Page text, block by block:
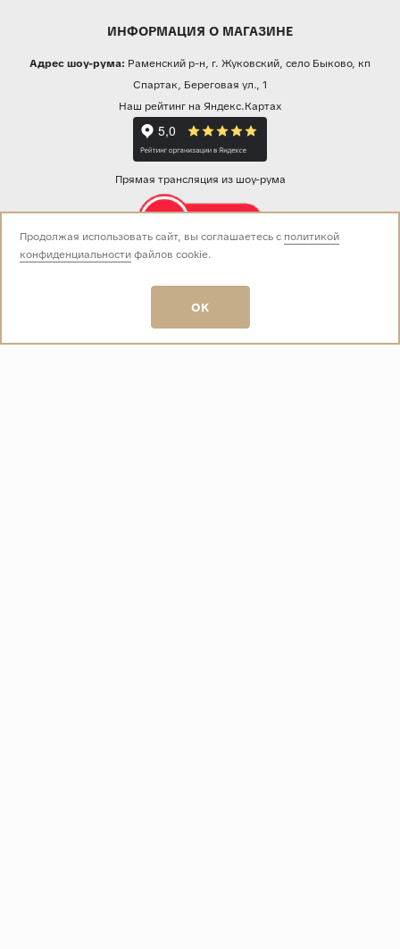
ИНФОРМАЦИЯ О МАГАЗИНЕ
Адрес шоу-рума: Раменский р-н, г. Жуковский, село Быково, кп
Спартак, Береговая ул., 1
Наш рейтинг на Яндекс.Картах
Прямая трансляция из шоу-рума
Звоните нам:
пн-вс 10:00 - 19:00
E-mail:
info@baza-plitki.ru
Продолжая использовать сайт, вы соглашаетесь с политикой
конфиденциальностифайлов cookie.
OK